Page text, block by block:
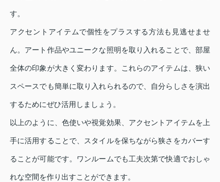
す。
アクセントアイテムで個性をプラスする方法も見逃せませ
ん。アート作品やユニークな照明を取り入れることで、部屋
全体の印象が大きく変わります。これらのアイテムは、狭い
スペースでも簡単に取り入れられるので、自分らしさを演出
するためにぜひ活用しましょう。
以上のように、色使いや視覚効果、アクセントアイテムを上
手に活用することで、スタイルを保ちながら狭さをカバーす
ることが可能です。ワンルームでも工夫次第で快適でおしゃ
れな空間を作り出すことができます。